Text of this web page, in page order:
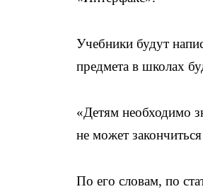
Учебники будут
предмета в школах
«Детям необходимо
не может
По его словам, по